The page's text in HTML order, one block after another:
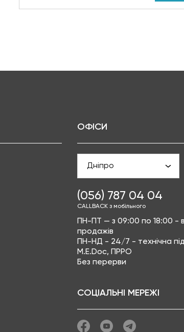
ОФІСИ
Дніпро
(056) 787 04 04
CALLBACK з мобільного
ПН-ПТ — з 09:00 по 18:00 -
продажів
ПН-НД - 24/7 - технічна
M.E.Doc, ПРРО
Без перерви
СОЦІАЛЬНІ МЕРЕЖІ